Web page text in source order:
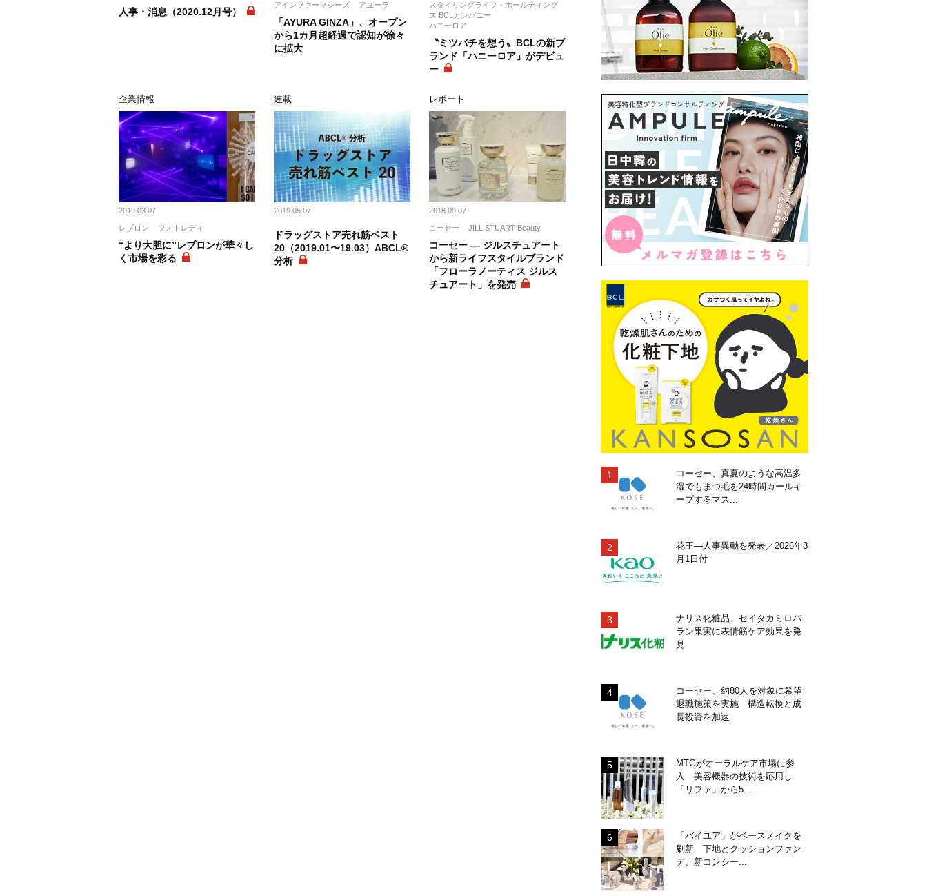
人事・消息（2020.12月号）
アインファーマシーズ アユーラ
「AYURA GINZA」、オープン
から1カ月超経過で認知が徐々
に拡大
スタイリングライフ・ホールディング
ス BCLカンパニー
ハニーロア
〝ミツバチを想う〟BCLの新ブ
ランド「ハニーロア」がデビュ
ー
企業情報
2019.03.07
レブロン フォトレディ
“より大胆に”レブロンが華々し
く市場を彩る
連載
2019.05.07
ドラッグストア売れ筋ベスト
20（2019.01〜19.03）ABCL®
分析
レポート
2018.09.07
コーセー JILL STUART Beauty
コーセー ― ジルスチュアート
から新ライフスタイルブランド
「フローラノーティス ジルス
チュアート」を発売
コーセー、真夏のような高温多
湿でもまつ毛を24時間カールキ
ープするマス...
花王―人事異動を発表／2026年8
月1日付
ナリス化粧品、セイタカミロバ
ラン果実に表情筋ケア効果を発
見
コーセー、約80人を対象に希望
退職施策を実施 構造転換と成
長投資を加速
MTGがオーラルケア市場に参
入 美容機器の技術を応用し
「リファ」から5...
「バイユア」がベースメイクを
刷新 下地とクッションファン
デ、新コンシー...